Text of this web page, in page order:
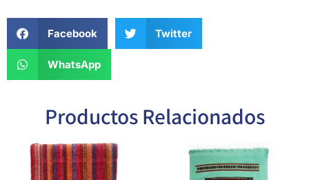
Facebook Twitter
WhatsApp
Productos Relacionados